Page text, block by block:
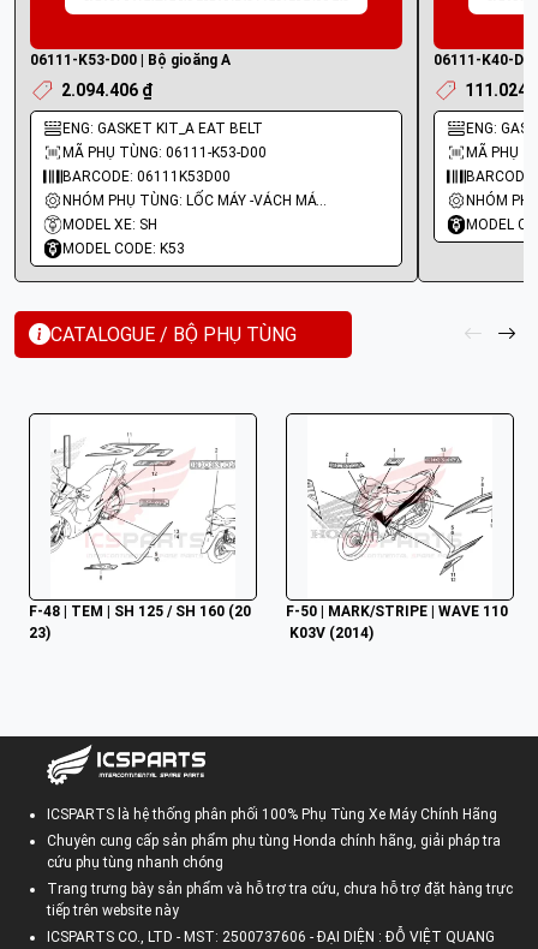
06111-K53-D00 | Bộ gioăng A
2.094.406 ₫
ENG: GASKET KIT_A EAT BELT
MÃ PHỤ TÙNG: 06111-K53-D00
BARCODE: 06111K53D00
NHÓM PHỤ TÙNG: LỐC MÁY -VÁCH MÁY - GIOĂNG MÁY
MODEL XE: SH
MODEL CODE: K53
06111-K40-
111.024
ENG:
MÃ PHỤ
MODEL
CATALOGUE / BỘ PHỤ TÙNG
F-48 | TEM | SH 125 / SH 160 (20
23)
F-50 | MARK/STRIPE | WAVE 110
K03V (2014)
ICSPARTS là hệ thống phân phối 100% Phụ Tùng Xe Máy Chính Hãng
Chuyên cung cấp sản phẩm phụ tùng Honda chính hãng, giải pháp tra
cứu phụ tùng nhanh chóng
Trang trưng bày sản phẩm và hỗ trợ tra cứu, chưa hỗ trợ đặt hàng trực
tiếp trên website này
ICSPARTS CO., LTD - MST: 2500737606 - ĐẠI DIỆN : ĐỖ VIỆT QUANG